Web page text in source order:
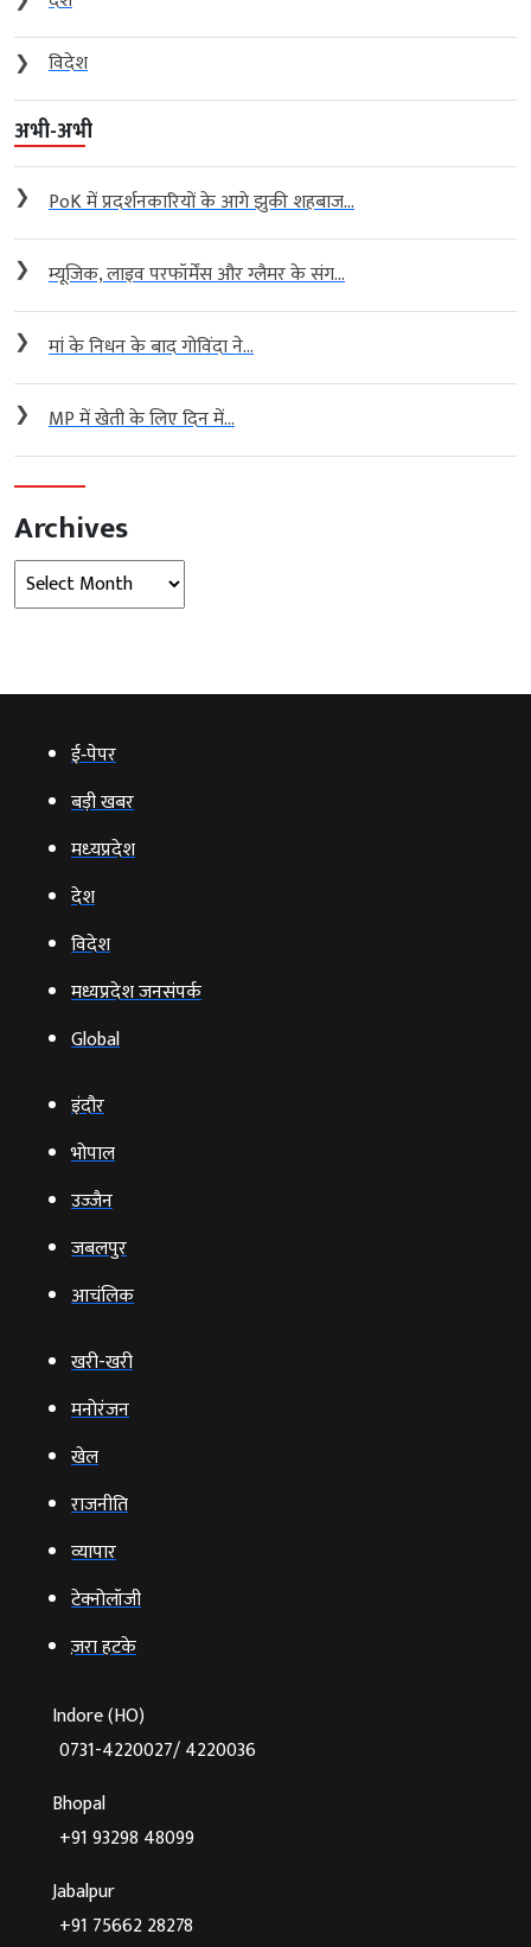
❯
विदेश
अभी-अभी
❯ PoK में प्रदर्शनकारियों के आगे झुकी शहबाज...
❯ म्यूजिक, लाइव परफॉर्मेंस और ग्लैमर के संग...
❯ मां के निधन के बाद गोविंदा ने...
❯ MP में खेती के लिए दिन में...
Archives
Archives
ई‑पेपर
बड़ी खबर
मध्‍यप्रदेश
देश
विदेश
मध्यप्रदेश जनसंपर्क
Global
इंदौर
भोपाल
उज्‍जैन
जबलपुर
आचंलिक
खरी-खरी
मनोरंजन
खेल
राजनीति
व्‍यापार
टेक्‍नोलॉजी
ज़रा हटके
Indore (HO)
0731-4220027/ 4220036
Bhopal
+91 93298 48099
Jabalpur
+91 75662 28278